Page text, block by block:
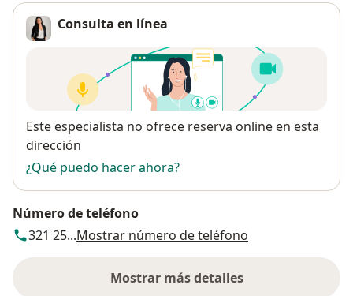
Consulta en línea
Disponibilidad
Este especialista no ofrece reserva online en esta
dirección
¿Qué puedo hacer ahora?
Número de teléfono
321 25...Mostrar número de teléfono
Mostrar más detalles
sobre la dirección